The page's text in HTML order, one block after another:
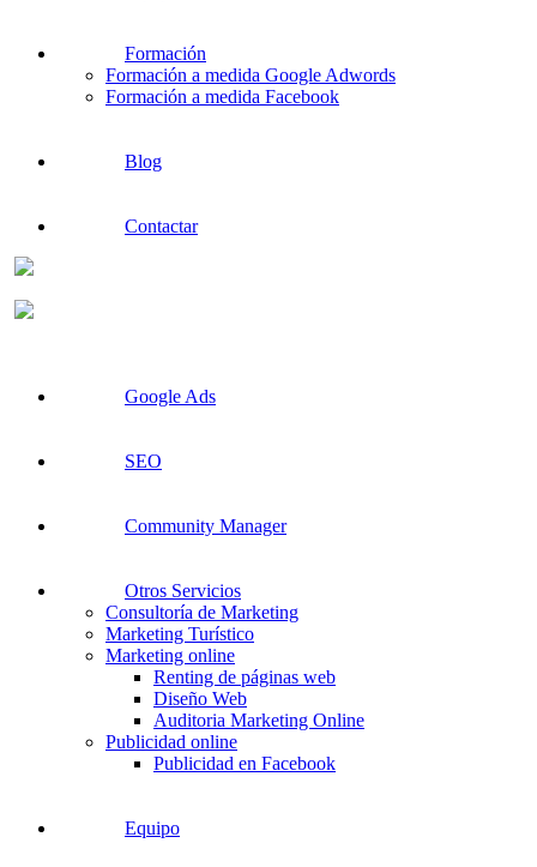
Formación
Formación a medida Google Adwords
Formación a medida Facebook
Blog
Contactar
Google Ads
SEO
Community Manager
Otros Servicios
Consultoría de Marketing
Marketing Turístico
Marketing online
Renting de páginas web
Diseño Web
Auditoria Marketing Online
Publicidad online
Publicidad en Facebook
Equipo